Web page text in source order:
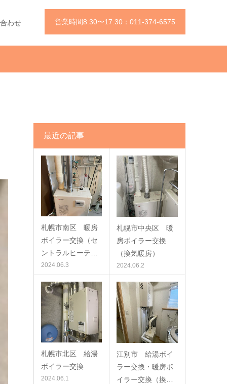
営業時間8:30〜17:30：011-374-6575
わせ
最近の記事
札幌市南区 暖房
ボイラー交換（セ
ントラルヒーテ…
2024.06.3
札幌市中央区 暖
房ボイラー交換
（換気暖房）
2024.06.2
札幌市北区 給湯
ボイラー交換
2024.06.1
江別市 給湯ボイ
ラー交換・暖房ボ
イラー交換（換…